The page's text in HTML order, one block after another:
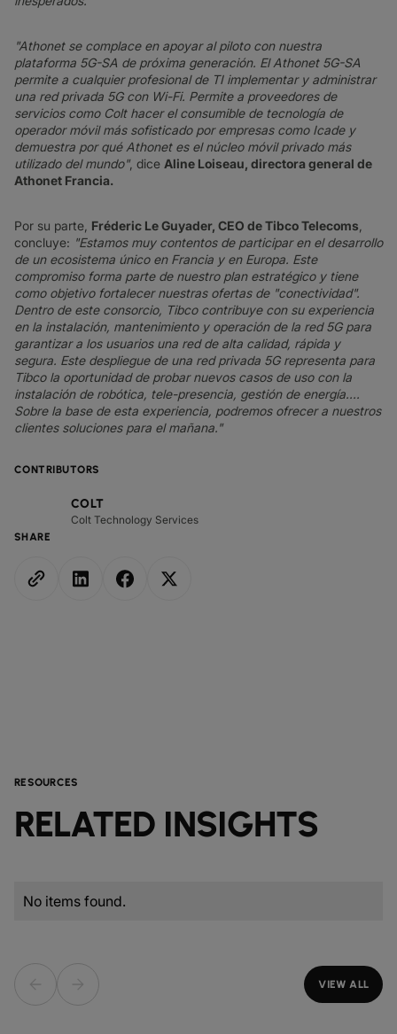
CONTRIBUTORS
COLT
Colt Technology Services
SHARE
"Athonet se complace en apoyar al piloto con nuestra
plataforma 5G-SA de próxima generación. El Athonet 5G-SA
permite a cualquier profesional de TI implementar y administrar
una red privada 5G con Wi-Fi. Permite a proveedores de
servicios como Colt hacer el consumible de tecnología de
operador móvil más sofisticado por empresas como Icade y
demuestra por qué Athonet es el núcleo móvil privado más
utilizado del mundo", dice Aline Loiseau, directora general de
Athonet Francia.
Por su parte, Fréderic Le Guyader, CEO de Tibco Telecoms
concluye: "Estamos muy contentos de participar en el desarrollo
de un ecosistema único en Francia y en Europa. Este
compromiso forma parte de nuestro plan estratégico y tiene
como objetivo fortalecer nuestras ofertas de "conectividad".
Dentro de este consorcio, Tibco contribuye con su experiencia
en la instalación, mantenimiento y operación de la red 5G para
garantizar a los usuarios una red de alta calidad, rápida y
segura. Este despliegue de una red privada 5G representa para
Tibco la oportunidad de probar nuevos casos de uso con la
instalación de robótica, tele-presencia, gestión de energía....
Sobre la base de esta experiencia, podremos ofrecer a nuestros
clientes soluciones para el mañana."
RESOURCES
RELATED INSIGHTS
No items found.
VIEW ALL